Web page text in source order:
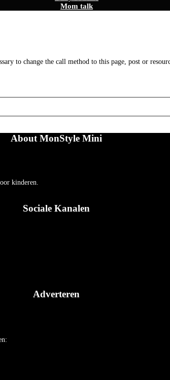
Mom talk
to change the call method to this page, post or
About MonStyle Mini
kinderen.
Sociale Kanalen
Adverteren